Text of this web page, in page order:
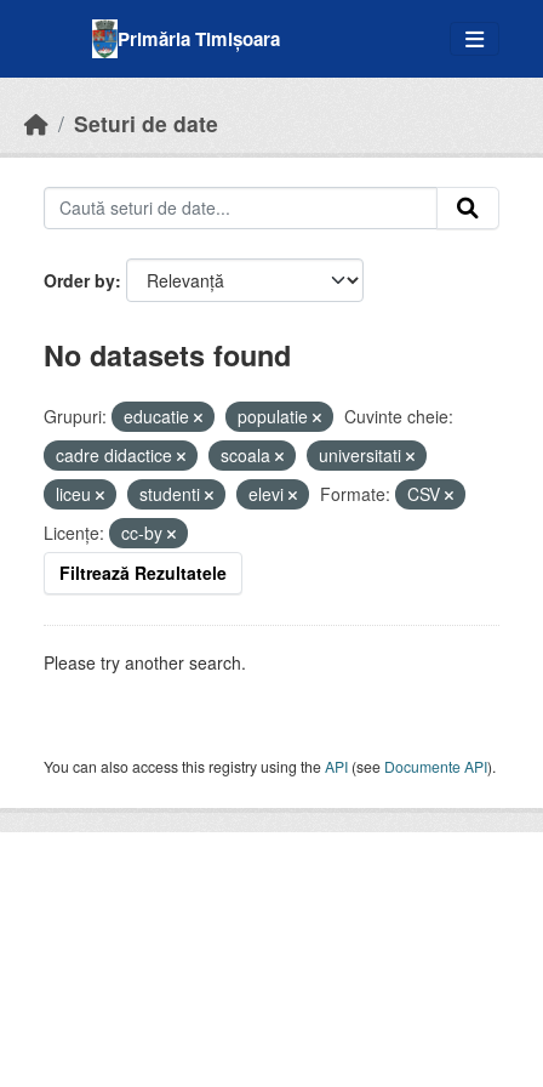
Primăria Timișoara
Seturi de date
Order by
No datasets found
Grupuri: educatie populatie
Cuvinte cheie:
cadre didactice
scoala
universitati
liceu
studenti elevi Formate:
CSV
Licenţe:
cc-by
Filtrează Rezultatele
Please try another search.
You can also access this registry using theAPI (see Documente API).